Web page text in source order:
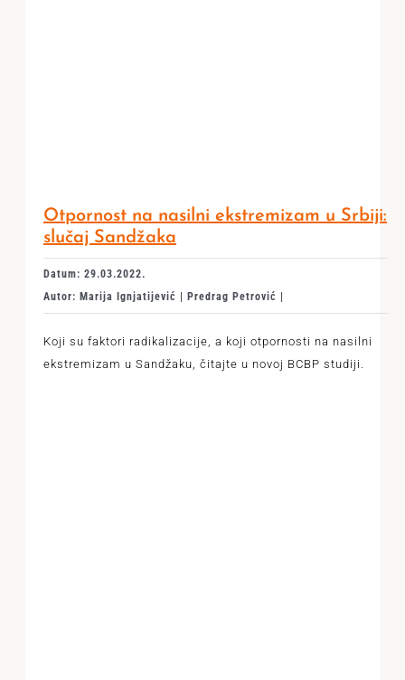
Otpornost na nasilni ekstremizam u Srbiji:
slučaj Sandžaka
Datum: 29.03.2022.
Autor: Marija Ignjatijević | Predrag Petrović |
Koji su faktori radikalizacije, a koji otpornosti na nasilni
ekstremizam u Sandžaku, čitajte u novoj BCBP studiji.